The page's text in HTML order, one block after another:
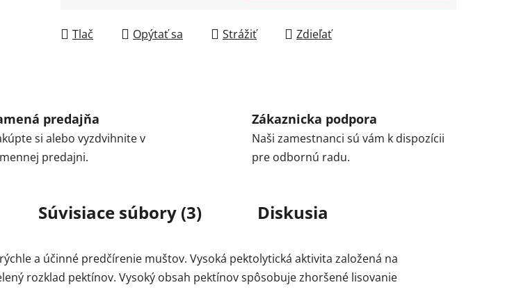
Tlač Opýtať sa Strážiť Zdieľať
predajňa
si alebo vyzdvihnite v
predajni.
Zákaznicka podpora
Naši zamestnanci sú vám k dispozícii
pre odbornú radu.
Súvisiace súbory (3) Diskusia
a účinné predčírenie muštov. Vysoká pektolytická aktivita založená na
rozklad pektínov. Vysoký obsah pektínov spôsobuje zhoršené lisovanie